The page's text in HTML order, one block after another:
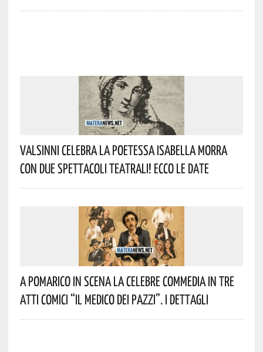
Valsinni Celebra La Poetessa Isabella Morra
Con Due Spettacoli Teatrali! Ecco Le Date
A Pomarico In Scena La Celebre Commedia In Tre
Atti Comici “Il Medico Dei Pazzi”. I Dettagli